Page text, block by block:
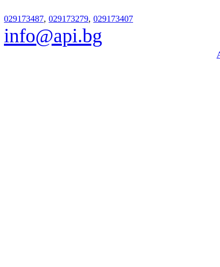
029173487, 029173279, 029173407
info@api.bg